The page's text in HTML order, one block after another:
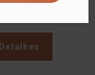
Detalhes